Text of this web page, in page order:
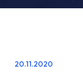
20.11.2020